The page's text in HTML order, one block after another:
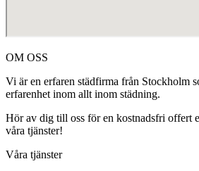
OM OSS
Vi är en erfaren städfirma från Stockholm
erfarenhet inom allt inom städning.
Hör av dig till oss för en kostnadsfri offert
våra tjänster!
Våra tjänster